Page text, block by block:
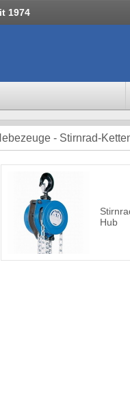
1974
- Stirnrad-
Hub